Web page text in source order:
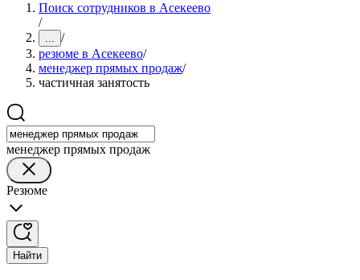
Поиск сотрудников в Асекеево
/
... /
резюме в Асекеево/
менеджер прямых продаж/
частичная занятость
менеджер прямых продаж
Резюме
Найти